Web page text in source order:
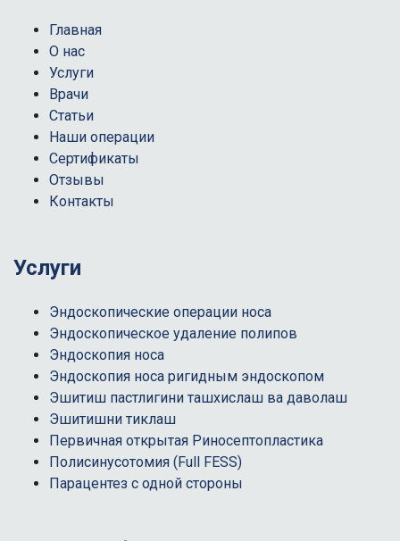
Главная
О нас
Услуги
Врачи
Статьи
Наши операции
Сертификаты
Отзывы
Контакты
Услуги
Эндоскопические операции носа
Эндоскопическое удаление полипов
Эндоскопия носа
Эндоскопия носа ригидным эндоскопом
Эшитиш пастлигини ташхислаш ва даволаш
Эшитишни тиклаш
Первичная открытая Риносептопластика
Полисинусотомия (Full FESS)
Парацентез с одной стороны